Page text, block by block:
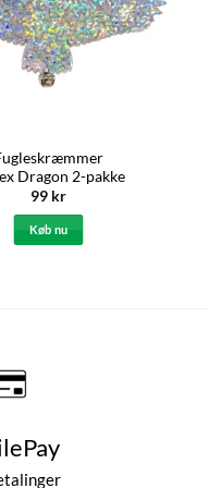
Dragon 2-pakke
99 kr
Køb nu